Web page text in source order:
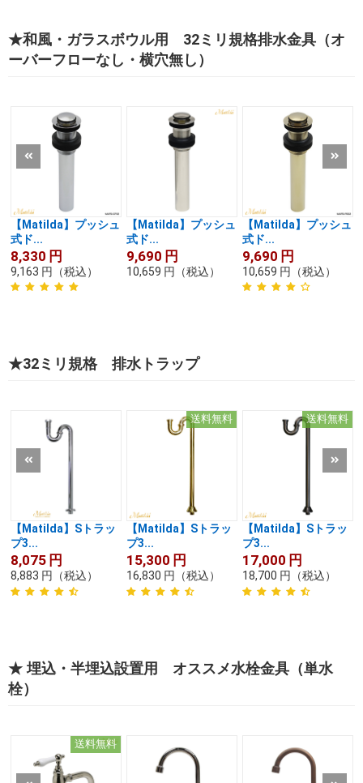
★和風・ガラスボウル用 32ミリ規格排水金具（オ
ーバーフローなし・横穴無し）
【Matilda】プッシュ
式ド...
8,330 円
9,163 円 （税込）
【Matilda】プッシュ
式ド...
9,690 円
10,659 円 （税込）
【Matilda】プッシュ
式ド...
9,690 円
10,659 円 （税込）
★32ミリ規格 排水トラップ
【Matilda】Sトラッ
プ3...
8,075 円
8,883 円 （税込）
送料無料
【Matilda】Sトラッ
プ3...
15,300 円
16,830 円 （税込）
送料無料
【Matilda】Sトラッ
プ3...
17,000 円
18,700 円 （税込）
★ 埋込・半埋込設置用 オススメ水栓金具（単水
栓）
送料無料